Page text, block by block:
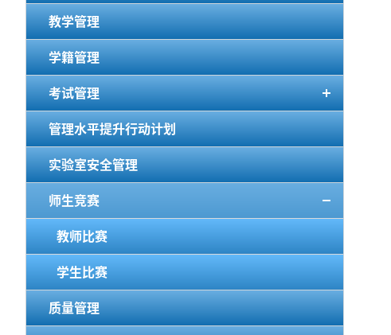
教学管理
学籍管理
考试管理
管理水平提升行动计划
实验室安全管理
师生竞赛
教师比赛
学生比赛
质量管理